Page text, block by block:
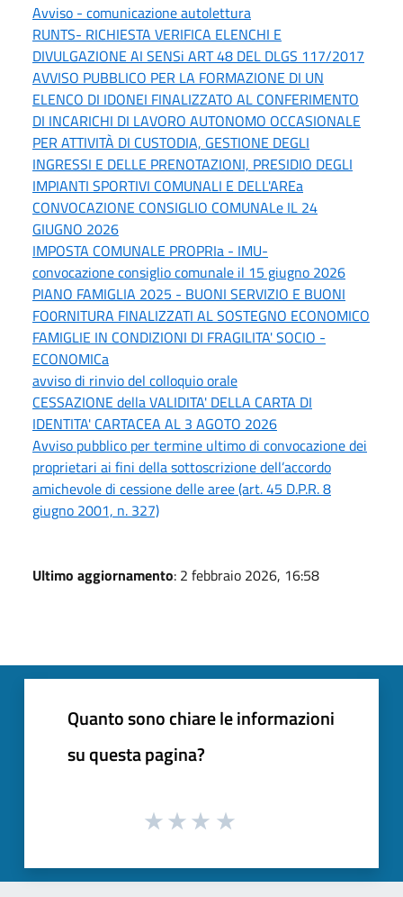
Avviso - comunicazione autolettura
RUNTS- RICHIESTA VERIFICA ELENCHI E
DIVULGAZIONE AI SENSi ART 48 DEL DLGS 117/2017
AVVISO PUBBLICO PER LA FORMAZIONE DI UN
ELENCO DI IDONEI FINALIZZATO AL CONFERIMENTO
DI INCARICHI DI LAVORO AUTONOMO OCCASIONALE
PER ATTIVITÀ DI CUSTODIA, GESTIONE DEGLI
INGRESSI E DELLE PRENOTAZIONI, PRESIDIO DEGLI
IMPIANTI SPORTIVI COMUNALI E DELL'AREa
CONVOCAZIONE CONSIGLIO COMUNALe IL 24
GIUGNO 2026
IMPOSTA COMUNALE PROPRIa - IMU-
convocazione consiglio comunale il 15 giugno 2026
PIANO FAMIGLIA 2025 - BUONI SERVIZIO E BUONI
FO0RNITURA FINALIZZATI AL SOSTEGNO ECONOMICO
FAMIGLIE IN CONDIZIONI DI FRAGILITA' SOCIO -
ECONOMICa
avviso di rinvio del colloquio orale
CESSAZIONE della VALIDITA' DELLA CARTA DI
IDENTITA' CARTACEA AL 3 AGOTO 2026
Avviso pubblico per termine ultimo di convocazione dei
proprietari ai fini della sottoscrizione dell’accordo
amichevole di cessione delle aree (art. 45 D.P.R. 8
giugno 2001, n. 327)
Ultimo aggiornamento: 2 febbraio 2026, 16:58
Quanto sono chiare le informazioni
su questa pagina?